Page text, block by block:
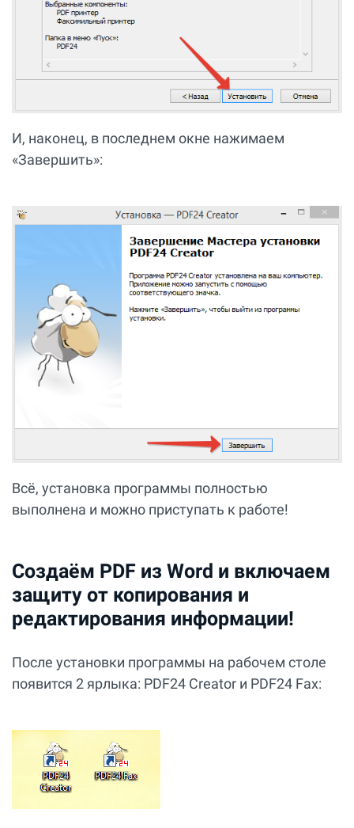
И, наконец, в последнем окне нажимаем
«Завершить»:
Всё, установка программы полностью
выполнена и можно приступать к работе!
Создаём PDF из Word и включаем
защиту от копирования и
редактирования информации!
После установки программы на рабочем столе
появится 2 ярлыка: PDF24 Creator и PDF24 Fax: